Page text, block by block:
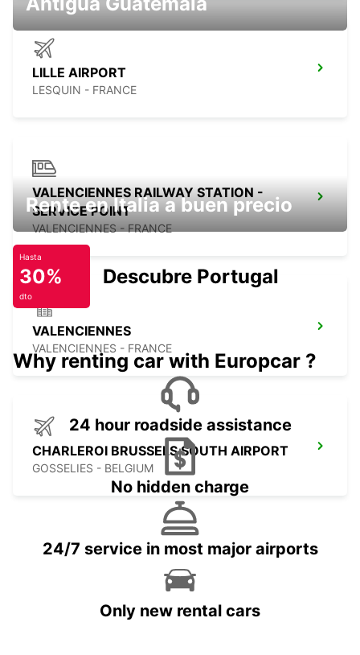
LILLE AIRPORT
LESQUIN - FRANCE
VALENCIENNES RAILWAY STATION -
SERVICE POINT
VALENCIENNES - FRANCE
VALENCIENNES
VALENCIENNES - FRANCE
CHARLEROI BRUSSELS SOUTH AIRPORT
GOSSELIES - BELGIUM
Rente en Italia a buen precio
Hasta
30%
dto
Descubre Portugal
Why renting car with Europcar ?
24 hour roadside assistance
No hidden charge
24/7 service in most major airports
Only new rental cars